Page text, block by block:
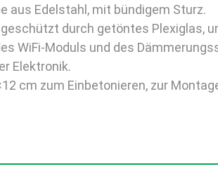
aus Edelstahl, mit bündigem Sturz.
durch getöntes Plexiglas,
WiFi-Moduls und des
Elektronik.
cm zum Einbetonieren, zur